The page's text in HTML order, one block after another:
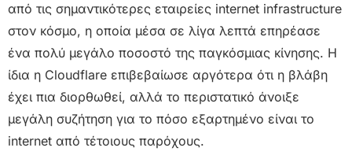
από τις σημαντικότερες εταιρείες internet infrastructure
στον κόσμο, η οποία μέσα σε λίγα λεπτά επηρέασε
ένα πολύ μεγάλο ποσοστό της παγκόσμιας κίνησης. Η
ίδια η Cloudflare επιβεβαίωσε αργότερα ότι η βλάβη
έχει πια διορθωθεί, αλλά το περιστατικό άνοιξε
μεγάλη συζήτηση για το πόσο εξαρτημένο είναι το
internet από τέτοιους παρόχους.